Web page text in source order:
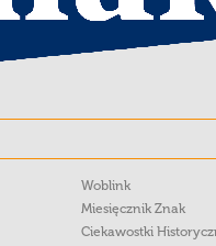
Woblink
Miesięcznik Znak
Ciekawostki